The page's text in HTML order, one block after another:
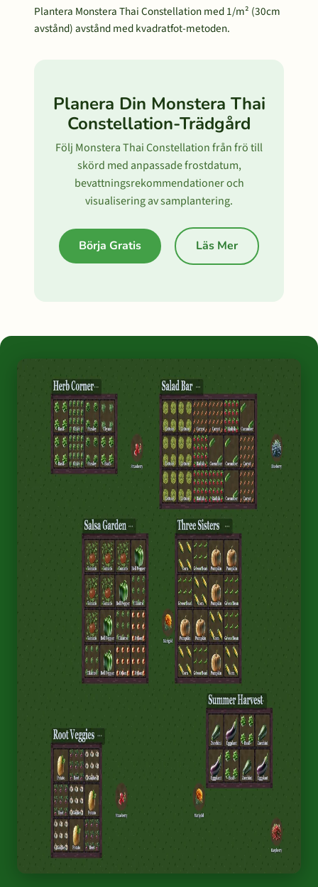
Plantera Monstera Thai Constellation med 1/m² (30cm
avstånd) avstånd med kvadratfot-metoden.
Planera Din Monstera Thai
Constellation-Trädgård
Följ Monstera Thai Constellation från frö till
skörd med anpassade frostdatum,
bevattningsrekommendationer och
visualisering av samplantering.
Börja Gratis Läs Mer